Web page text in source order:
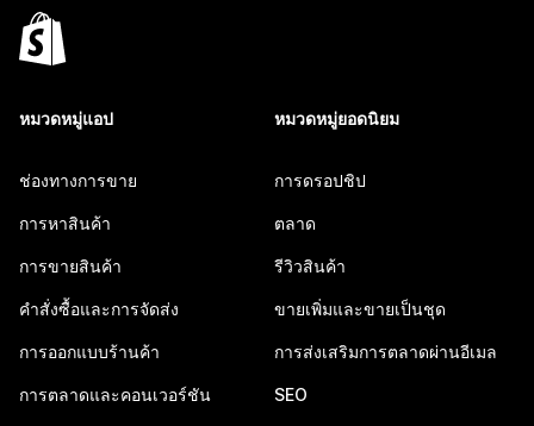
หมวดหมู่แอป
ช่องทางการขาย
การหาสินค้า
การขายสินค้า
คำสั่งซื้อและการจัดส่ง
การออกแบบร้านค้า
การตลาดและคอนเวอร์ชัน
หมวดหมู่ยอดนิยม
การดรอปชิป
ตลาด
รีวิวสินค้า
ขายเพิ่มและขายเป็นชุด
การส่งเสริมการตลาดผ่านอีเมล
SEO